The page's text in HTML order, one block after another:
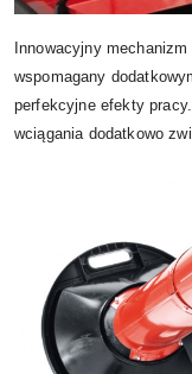
Innowacyjny
wspomagany
perfekcyjne efekty
wciągania dodatkowo